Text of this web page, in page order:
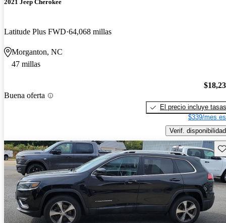
2021 Jeep Cherokee
Latitude Plus FWD 64,068 millas
Morganton, NC
47 millas
Buena oferta
El precio incluye tasas
$339/mes
Verif. disponibilidad